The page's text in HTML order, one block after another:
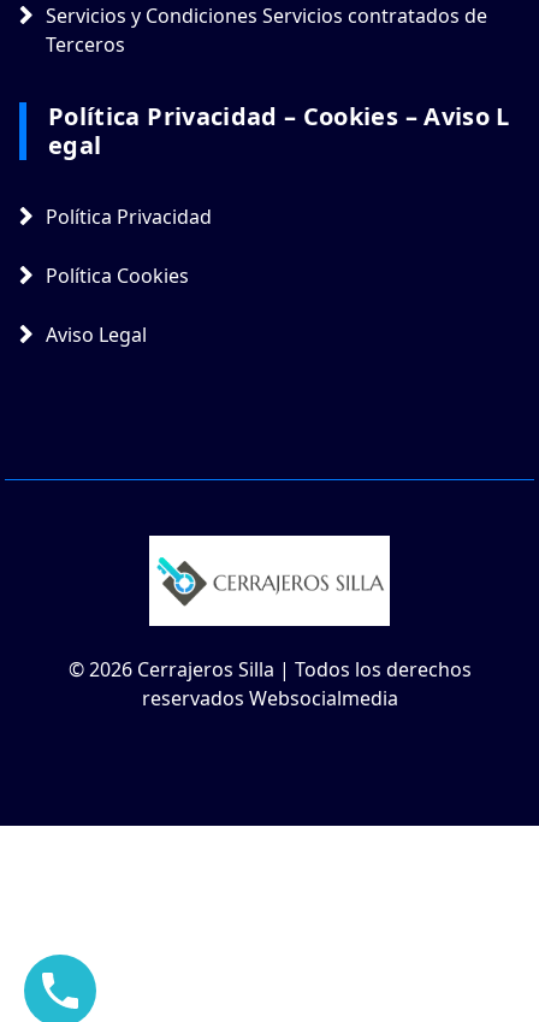
Servicios y Condiciones Servicios contratados de
Terceros
Política Privacidad – Cookies – Aviso L
Egal
Política Privacidad
Política Cookies
Aviso Legal
© 2026 Cerrajeros Silla | Todos los derechos
reservados Websocialmedia